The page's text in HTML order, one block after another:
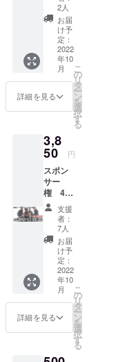
は〇〇
さんの
ご提供
でお送
りして
おりま
す」 こ
ちらを
ラジオ
の冒頭
で（2回
分）、
ご協力
者とし
て名前
（ラジ
オネー
ム）を
呼ばせ
て頂き
ます。
ラジオ
存続の
ため、
ご協力
いただ
けると
幸いで
2人
お届
け予
定：
2022
年10
月
詳細を見る
こ
の
リ
タ
ー
ン
を
選
択
す
る
3,8
50 円
スポン
サー
権 4週
分 「こ
の番組
は〇〇
さんの
ご提供
でお送
りして
おりま
す」 こ
ちらを
ラジオ
の冒頭
で（4回
分）、
支援
者：
7人
お届
け予
定：
2022
年10
月
詳細を見る
こ
の
リ
タ
ー
ン
を
選
択
す
る